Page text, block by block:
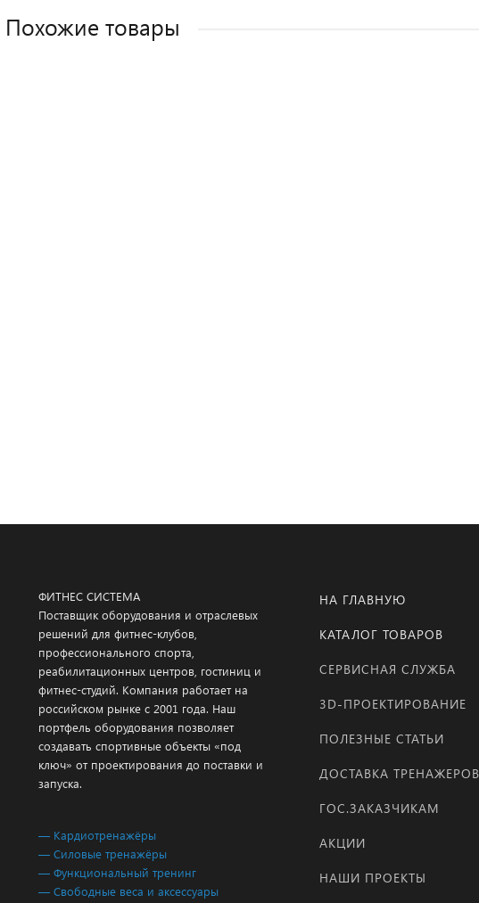
Похожие товары
ФИТНЕС СИСТЕМА
Поставщик оборудования и отраслевых
решений для фитнес-клубов,
профессионального спорта,
реабилитационных центров, гостиниц и
фитнес-студий. Компания работает на
российском рынке с 2001 года. Наш
портфель оборудования позволяет
создавать спортивные объекты «под
ключ» от проектирования до поставки и
запуска.
— Кардиотренажёры
— Силовые тренажёры
— Функциональный тренинг
— Свободные веса и аксессуары
НА ГЛАВНУЮ
КАТАЛОГ ТОВАРОВ
СЕРВИСНАЯ СЛУЖБА
3D-ПРОЕКТИРОВАНИЕ
ПОЛЕЗНЫЕ СТАТЬИ
ДОСТАВКА ТРЕНАЖЕРОВ
ГОС.ЗАКАЗЧИКАМ
АКЦИИ
НАШИ ПРОЕКТЫ